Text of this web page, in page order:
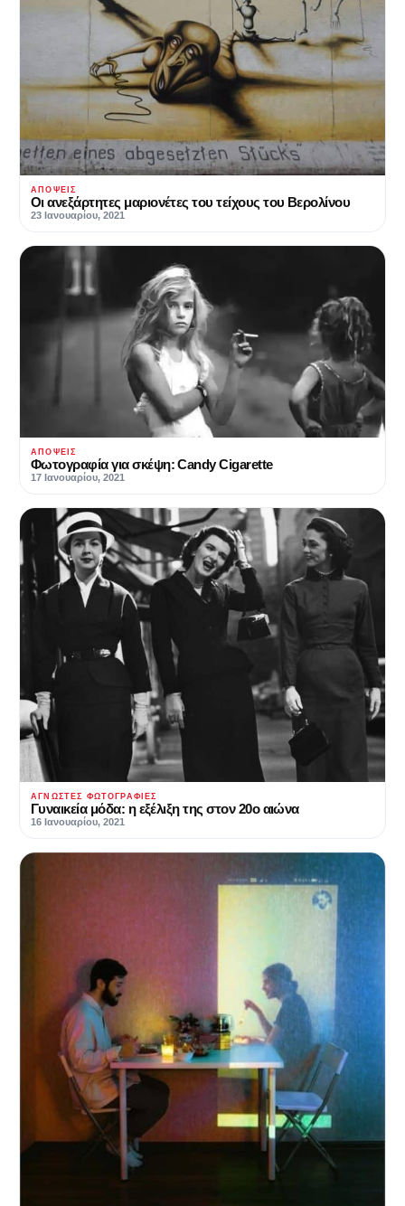
ΑΠΌΨΕΙΣ
Οι ανεξάρτητες μαριονέτες του τείχους του Βερολίνου
23 Ιανουαρίου, 2021
ΑΠΌΨΕΙΣ
Φωτογραφία για σκέψη: Candy Cigarette
17 Ιανουαρίου, 2021
ΆΓΝΩΣΤΕΣ ΦΩΤΟΓΡΑΦΊΕΣ
Γυναικεία μόδα: η εξέλιξη της στον 20ο αιώνα
16 Ιανουαρίου, 2021